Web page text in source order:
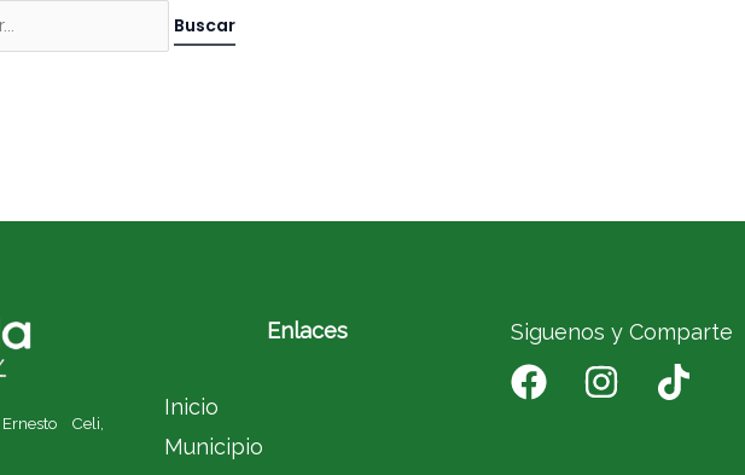
Celi,
Enlaces
Inicio
Municipio
Siguenos y Comparte